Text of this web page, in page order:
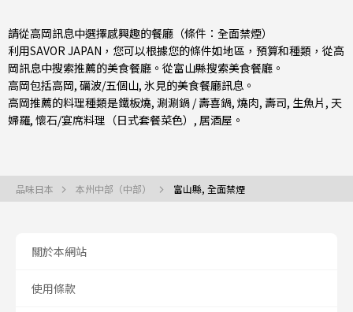
請從高岡訊息中選擇感興趣的餐廳（條件：全面禁煙）
利用SAVOR JAPAN，您可以根據您的條件如地區，預算和種類，從高
岡訊息中搜索推薦的美食餐廳。從富山縣搜索美食餐廳。
高岡包括高岡, 礪波/五個山, 氷見的美食餐廳訊息。
高岡推薦的料理種類是鐵板燒, 涮涮鍋 / 壽喜鍋, 燒肉, 壽司, 生魚片 , 天
婦羅, 懷石/宴席料理（日式套餐菜色） , 居酒屋 。
品味日本 本州中部（中部） 富山縣, 全面禁煙
關於本網站
使用條款